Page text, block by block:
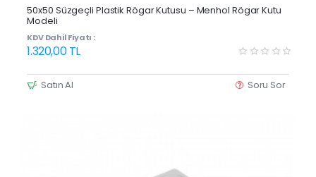
Yeni Ürün
50x50 Süzgeçli Plastik Rögar Kutusu – Menhol Rögar Kutu
Modeli
KDV Dahil Fiyatı :
1.320,00 TL
Satın Al Soru Sor